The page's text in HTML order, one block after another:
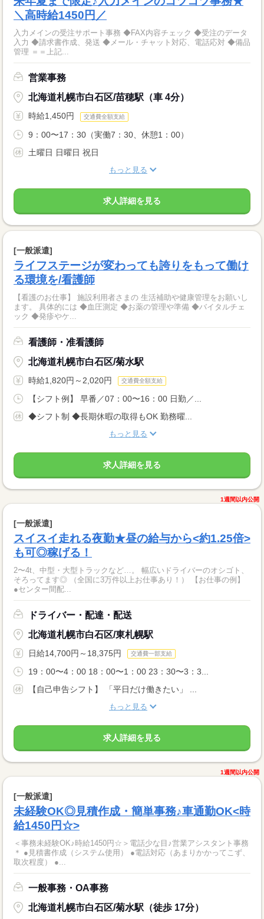
＼高時給1450円／
入力メインの受注サポート事務 ◆FAX内容チェック ◆受注のデータ
入力 ◆請求書作成、発送 ◆メール・チャット対応、電話応対 ◆備品
管理 ＝＝上記...
営業事務
北海道札幌市白石区/苗穂駅（車 4分）
時給1,450円 交通費全額支給
9：00〜17：30（実働7：30、休憩1：00）
土曜日 日曜日 祝日
もっと見る
求人詳細を見る
[一般派遣]
ライフステージが変わっても誇りをもって働け
る環境を/看護師
【看護のお仕事】 施設利用者さまの 生活補助や健康管理をお願いし
ます。 具体的には ◆血圧測定 ◆お薬の管理や準備 ◆バイタルチェ
ック ◆発疹やケ...
看護師・准看護師
北海道札幌市白石区/菊水駅
時給1,820円～2,020円 交通費全額支給
【シフト例】 早番／07：00〜16：00 日勤／...
◆シフト制 ◆長期休暇の取得もOK 勤務曜...
もっと見る
求人詳細を見る
1週間以内公開
[一般派遣]
スイスイ走れる夜勤★昼の給与から<約1.25倍>
も可◎稼げる！
2〜4t、中型・大型トラックなど…。 幅広いドライバーのオシゴト、
そろってます◎ （全国に3万件以上お仕事あり！） 【お仕事の例】
●センター間配...
ドライバー・配達・配送
北海道札幌市白石区/東札幌駅
日給14,700円～18,375円 交通費一部支給
19：00〜4：00 18：00〜1：00 23：30〜3：3...
【自己申告シフト】 「平日だけ働きたい」 ...
もっと見る
求人詳細を見る
1週間以内公開
[一般派遣]
未経験OK◎見積作成・簡単事務♪車通勤OK<時
給1450円☆>
＜事務未経験OK♪時給1450円☆＞電話少な目♪営業アシスタント事務
＊ ●見積書作成（システム使用） ●電話対応（あまりかかってこず、
取次程度） ●...
一般事務・OA事務
北海道札幌市白石区/菊水駅（徒歩 17分）